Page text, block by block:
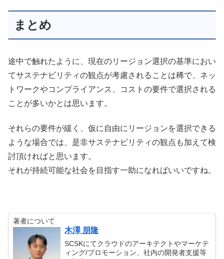
まとめ
途中で触れたように、現在のリージョン選択の基準におい
てサステナビリティの観点が考慮されることは稀で、ネッ
トワークやコンプライアンス、コストの要件で選択される
ことが多いかとは思います。
それらの要件が緩く、仮に自由にリージョンを選択できる
ような場合では、是非サステナビリティの観点も加えて検
討頂ければと思います。
それが持続可能な社会を目指す一助になればいいですね。
著者について
木澤 朋隆
SCSKにてクラウドのアーキテクトやマーケテ
ィング/プロモーション、社内の開発者支援等